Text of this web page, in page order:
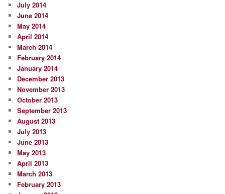
July 2014
June 2014
May 2014
April 2014
March 2014
February 2014
January 2014
December 2013
November 2013
October 2013
September 2013
August 2013
July 2013
June 2013
May 2013
April 2013
March 2013
February 2013